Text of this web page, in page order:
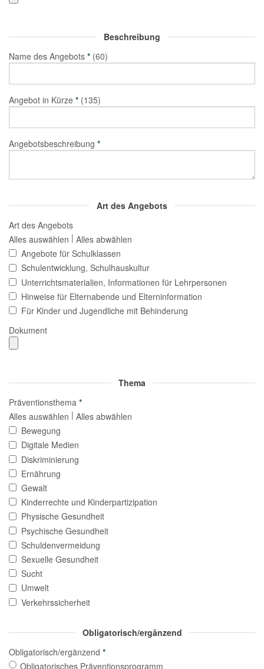
Beschreibung
Name des Angebots * (60)
Angebot in Kürze * (135)
Angebotsbeschreibung *
Art des Angebots
Art des Angebots
Alles auswählen | Alles abwählen
Angebote für Schulklassen
Schulentwicklung, Schulhauskultur
Unterrichtsmaterialien, Informationen für Lehrpersonen
Hinweise für Elternabende und Elterninformation
Für Kinder und Jugendliche mit Behinderung
Dokument
Thema
Präventionsthema *
Alles auswählen | Alles abwählen
Bewegung
Digitale Medien
Diskriminierung
Ernährung
Gewalt
Kinderrechte und Kinderpartizipation
Physische Gesundheit
Psychische Gesundheit
Schuldenvermeidung
Sexuelle Gesundheit
Sucht
Umwelt
Verkehrssicherheit
Obligatorisch/ergänzend
Obligatorisch/ergänzend *
Obligatorisches Präventionsprogramm